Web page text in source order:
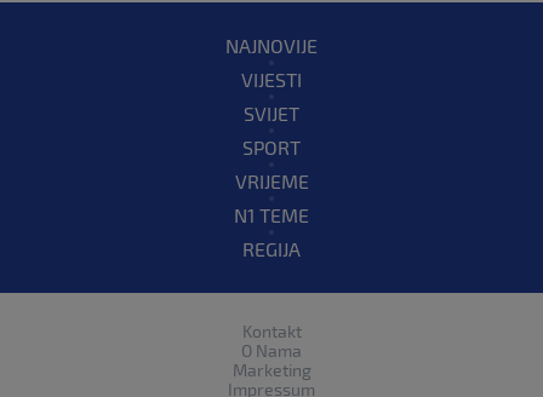
NAJNOVIJE
VIJESTI
SVIJET
SPORT
VRIJEME
N1 TEME
REGIJA
Kontakt
O Nama
Marketing
Impressum